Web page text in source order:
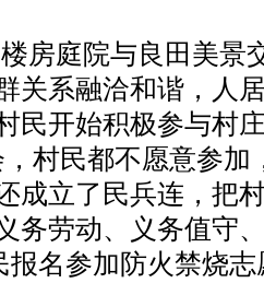
房庭院与良田美景
关系融洽和谐，人
民开始积极参与村
村民都不愿意参加
成立了民兵连，把
务劳动、义务值守
报名参加防火禁烧